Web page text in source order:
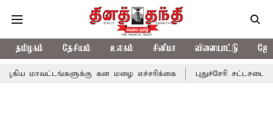
தமிழகம் தேசியம் உலகம் சினிமா விளையாட்டு
கன மழை எச்சரிக்கை புதுச்சேரி சட்டசபையில் வரும்